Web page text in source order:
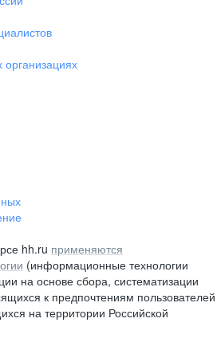
hh.ru применяются
(информационные технологии
на основе сбора, систематизации
к предпочтениям пользователей
на территории Российской